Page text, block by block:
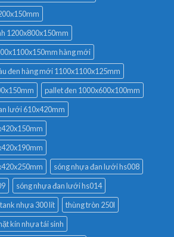
1200x800x150mm
hàng mới
đen hàng mới 1100x1100x125mm
pallet đen 1000x600x100mm
lưới 610x420mm
sóng nhựa đan lưới hs008
sóng nhựa đan lưới hs014
tank nhựa 300 lít
thùng tròn 250l
kín nhựa tái sinh